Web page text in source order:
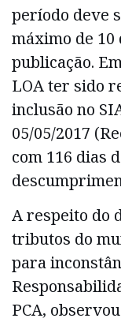
período deve
máximo de 10
publicação.
LOA ter sido
inclusão no
05/05/2017
com 116 dias
A respeito do
tributos do
para
PCA,